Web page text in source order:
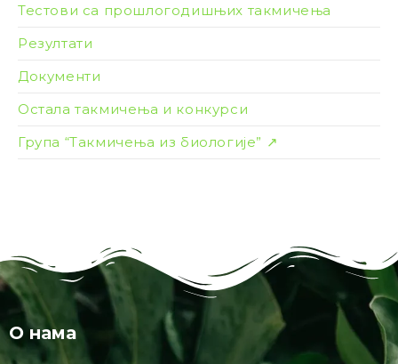
Тестови са прошлогодишњих такмичења
Резултати
Документи
Остала такмичења и конкурси
Група “Такмичења из биологије” ↗
О нама